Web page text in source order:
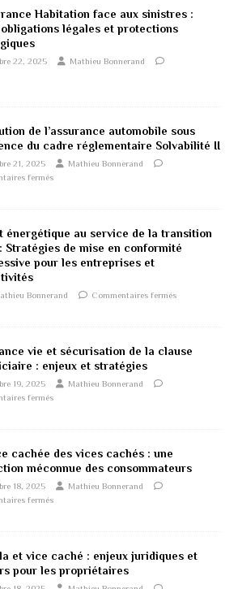
Habitation face aux sinistres :
légales et protections
22, 2025
Mathieu Bonnerand
de l’assurance automobile sous
du cadre réglementaire Solvabilité II
21, 2025
Mathieu Bonnerand
fermés
énergétique au service de la transition
Stratégies de mise en conformité
pour les entreprises et
Bonnerand Commentaires fermés
vie et sécurisation de la clause
: enjeux et stratégies
19, 2025
Mathieu Bonnerand
fermés
cachée des vices cachés : une
méconnue des consommateurs
18, 2025
Mathieu Bonnerand
fermés
et vice caché : enjeux juridiques et
pour les propriétaires